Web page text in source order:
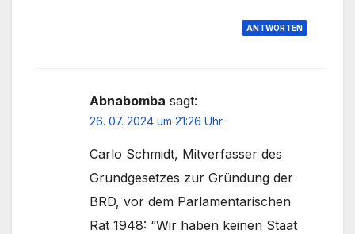
ANTWORTEN
Abnabomba sagt:
26. 07. 2024 um 21:26 Uhr
Carlo Schmidt, Mitverfasser des
Grundgesetzes zur Gründung der
BRD, vor dem Parlamentarischen
Rat 1948: “Wir haben keinen Staat